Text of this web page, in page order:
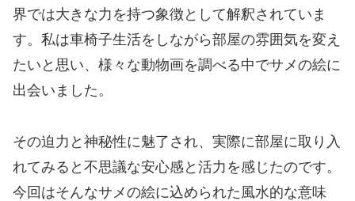
界では大きな力を持つ象徴として解釈されていま
す。私は車椅子生活をしながら部屋の雰囲気を変え
たいと思い、様々な動物画を調べる中でサメの絵に
出会いました。
その迫力と神秘性に魅了され、実際に部屋に取り入
れてみると不思議な安心感と活力を感じたのです。
今回はそんなサメの絵に込められた風水的な意味